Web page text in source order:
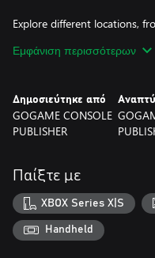
Explore different locations,
on challenging routes,
With realistic graphics and
simulator game is sure to
your journey towards
Εμφάνιση περισσότερων
Δημοσιεύτηκε από
GOGAME CONSOLE
PUBLISHER
Παίξτε με
XBOX Series X|S
Handheld